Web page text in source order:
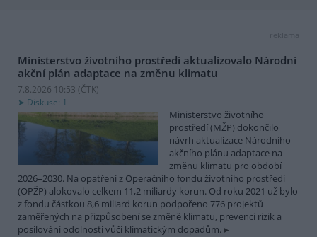
reklama
Ministerstvo životního prostředí aktualizovalo Národní
akční plán adaptace na změnu klimatu
7.8.2026 10:53 (ČTK)
Diskuse: 1
Ministerstvo životního
prostředí (MŽP) dokončilo
návrh aktualizace Národního
akčního plánu adaptace na
změnu klimatu pro období
2026–2030. Na opatření z Operačního fondu životního prostředí
(OPŽP) alokovalo celkem 11,2 miliardy korun. Od roku 2021 už bylo
z fondu částkou 8,6 miliard korun podpořeno 776 projektů
zaměřených na přizpůsobení se změně klimatu, prevenci rizik a
posilování odolnosti vůči klimatickým dopadům.